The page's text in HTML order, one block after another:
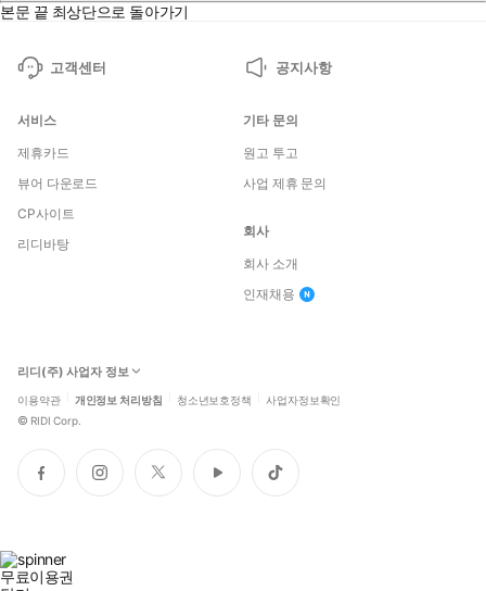
본문 끝 최상단으로 돌아가기
고객센터 공지사항
서비스
제휴카드
뷰어 다운로드
CP사이트
리디바탕
기타 문의
원고 투고
사업 제휴 문의
회사
회사 소개
인재채용
리디(주) 사업자 정보
이용약관 개인정보 처리방침 청소년보호정책 사업자정보확인
© RIDI Corp.
페
이
인
스
트
위
유
튜
틱
톡
무료이용권